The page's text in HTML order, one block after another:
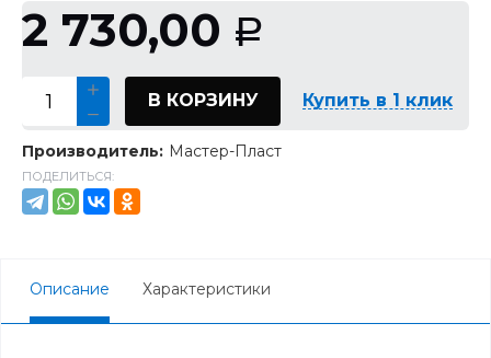
2 730,00 Р
В КОРЗИНУ Купить в 1 клик
Производитель: Мастер-Пласт
ПОДЕЛИТЬСЯ:
Описание Характеристики